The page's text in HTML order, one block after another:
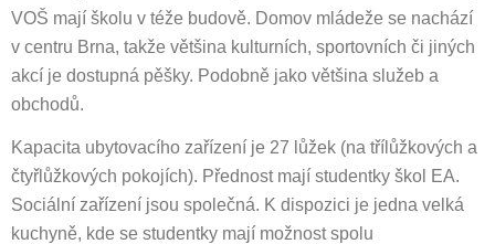
VOŠ mají školu v téže budově. Domov mládeže se nachází
v centru Brna, takže většina kulturních, sportovních či jiných
akcí je dostupná pěšky. Podobně jako většina služeb a
obchodů.
Kapacita ubytovacího zařízení je 27 lůžek (na třílůžkových a
čtyřlůžkových pokojích). Přednost mají studentky škol EA.
Sociální zařízení jsou společná. K dispozici je jedna velká
kuchyně, kde se studentky mají možnost spolu